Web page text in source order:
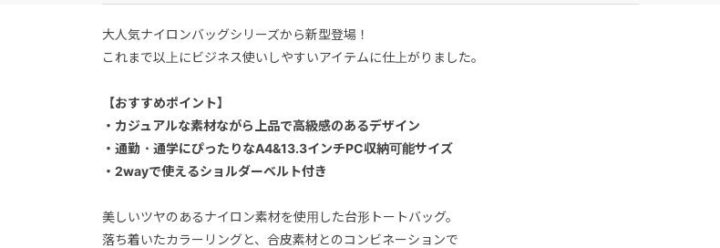
大人気ナイロンバッグシリーズから新型登場！
これまで以上にビジネス使いしやすいアイテムに仕上がりました。
【おすすめポイント】
・カジュアルな素材ながら上品で高級感のあるデザイン
・通勤・通学にぴったりなA4&13.3インチPC収納可能サイズ
・2wayで使えるショルダーベルト付き
美しいツヤのあるナイロン素材を使用した台形トートバッグ。
落ち着いたカラーリングと、合皮素材とのコンビネーションで